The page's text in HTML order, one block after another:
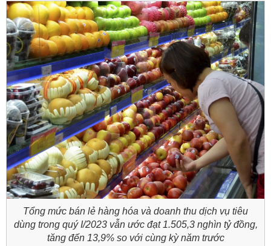
Tổng mức bán lẻ hàng hóa và doanh thu dịch vụ tiêu
dùng trong quý I/2023 vẫn ước đạt 1.505,3 nghìn tỷ đồng,
tăng đến 13,9% so với cùng kỳ năm trước